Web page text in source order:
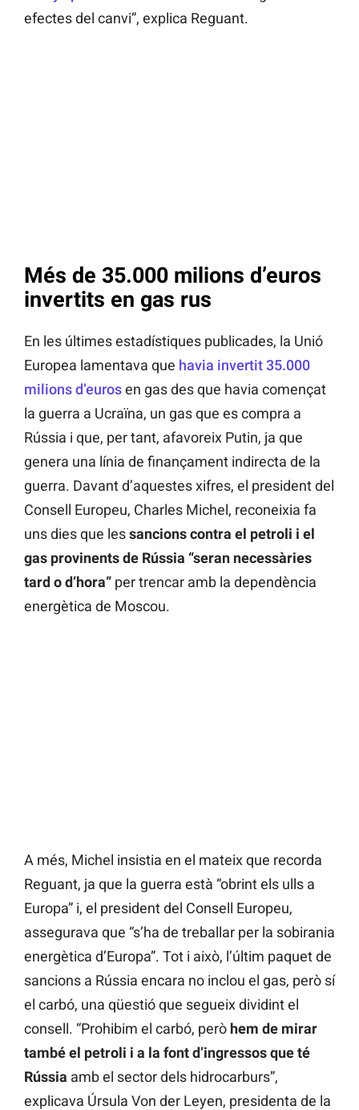
efectes del canvi”, explica Reguant.
Més de 35.000 milions d’euros
invertits en gas rus
En les últimes estadístiques publicades, la Unió
Europea lamentava que havia invertit 35.000
milions d’eurosen gas des que havia començat
la guerra a Ucraïna, un gas que es compra a
Rússia i que, per tant, afavoreix Putin, ja que
genera una línia de finançament indirecta de la
guerra. Davant d’aquestes xifres, el president del
Consell Europeu, Charles Michel, reconeixia fa
uns dies que lessancions contra el petroli i el
gas provinents de Rússia “seran necessàries
tard o d’hora” per trencar amb la dependència
energètica de Moscou.
A més, Michel insistia en el mateix que recorda
Reguant, ja que la guerra està “obrint els ulls a
Europa” i, el president del Consell Europeu,
assegurava que “s’ha de treballar per la sobirania
energètica d’Europa”. Tot i això, l’últim paquet de
sancions a Rússia encara no inclou el gas, però sí
el carbó, una qüestió que segueix dividint el
consell. “Prohibim el carbó, però hem de mirar
també el petroli i a la font d’ingressos que té
Rússia amb el sector dels hidrocarburs”,
explicava Úrsula Von der Leyen, presidenta de la